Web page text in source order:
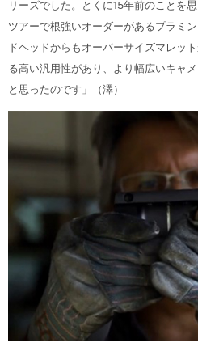
リーズでした。とくに15年前のことを
ツアーで根強いオーダーがあるプラミ
ドヘッドからもオーバーサイズマレッ
る高い汎用性があり、より幅広いキャ
と思ったのです」（澤）